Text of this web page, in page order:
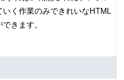
く作業のみできれいなHTML
きます。